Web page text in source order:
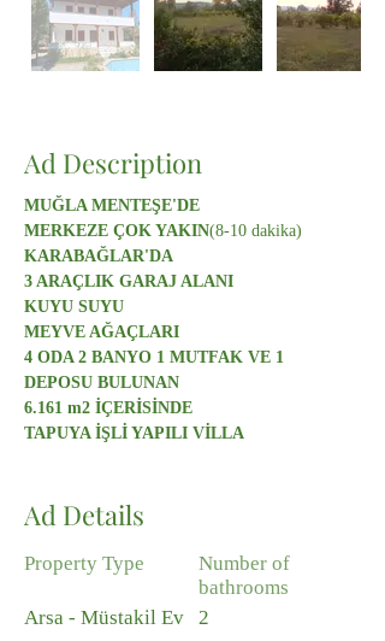
Ad Description
MUĞLA MENTEŞE'DE
MERKEZE ÇOK YAKIN(8-10 dakika)
KARABAĞLAR'DA
3 ARAÇLIK GARAJ ALANI
KUYU SUYU
MEYVE AĞAÇLARI
4 ODA 2 BANYO 1 MUTFAK VE 1
DEPOSU BULUNAN
6.161 m2 İÇERİSİNDE
TAPUYA İŞLİ YAPILI VİLLA
Ad Details
Property Type
Arsa - Müstakil Ev
Number of
bathrooms
2